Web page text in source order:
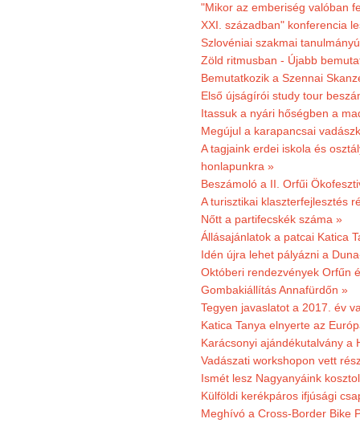
"Mikor az emberiség valóban
XXI. században" konferencia
Szlovéniai szakmai
Zöld ritmusban - Újabb
Bemutatkozik a Szennai
Első újságírói study tour
Itassuk a nyári hőségben a
Megújul a karapancsai
A tagjaink erdei iskola és
honlapunkra »
Beszámoló a II. Orfűi
A turisztikai klaszterfejlesztés
Nőtt a partifecskék száma »
Állásajánlatok a patcai Katica
Idén újra lehet pályázni a
Októberi rendezvények Orfűn
Gombakiállítás Annafürdőn »
Tegyen javaslatot a 2017. év
Katica Tanya elnyerte az
Karácsonyi ajándékutalvány a
Vadászati workshopon vett
Ismét lesz Nagyanyáink
Külföldi kerékpáros ifjúsági
Meghívó a Cross-Border Bike